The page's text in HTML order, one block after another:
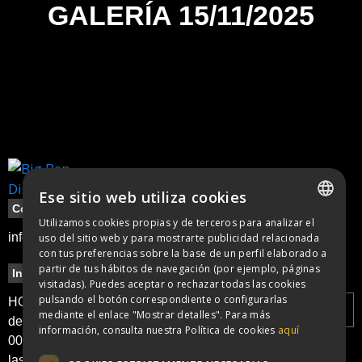
GALERÍA 15/11/2025
Contacte
info@bigbendisco.com
Información
HORARIO: apertura
de puertas a las
00:00h y cierre a
Legal
Política de
cookies
Newsletter
SPANISH
CATALAN
Ese sitio web utiliza cookies
Utilizamos cookies propias y de terceros para analizar el
uso del sitio web y para mostrarte publicidad relacionada
con tus preferencias sobre la base de un perfil elaborado a
partir de tus hábitos de navegación (por ejemplo, páginas
visitadas). Puedes aceptar o rechazar todas las cookies
pulsando el botón correspondiente o configurarlas
mediante el enlace "Mostrar detalles". Para más
información, consulta nuestra Política de cookies aquí